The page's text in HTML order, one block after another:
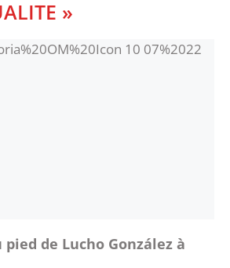
»
pied de Lucho González à